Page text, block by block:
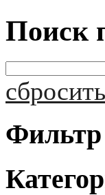
Поиск
Фильтр